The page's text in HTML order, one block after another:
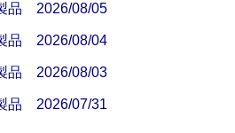
品 2026/08/05
品 2026/08/04
品 2026/08/03
品 2026/07/31